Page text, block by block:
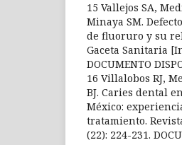
15 Vallejos SA,
Minaya SM.
de fluoruro y su
Gaceta Sanitaria
DOCUMENTO
16 Villalobos RJ,
BJ. Caries dental
México:
tratamiento.
(22): 224-231.